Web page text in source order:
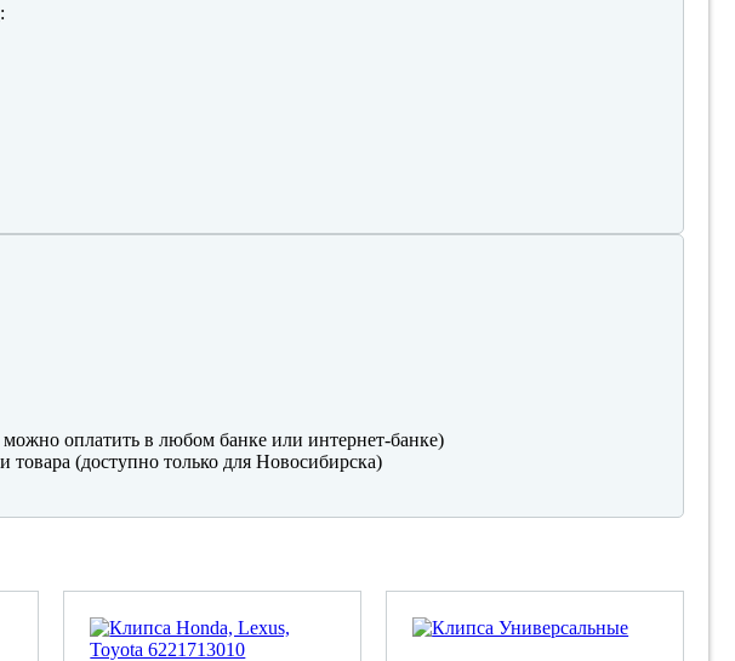
:
оплатить в любом банке или интернет-банке)
(доступно только для Новосибирска)